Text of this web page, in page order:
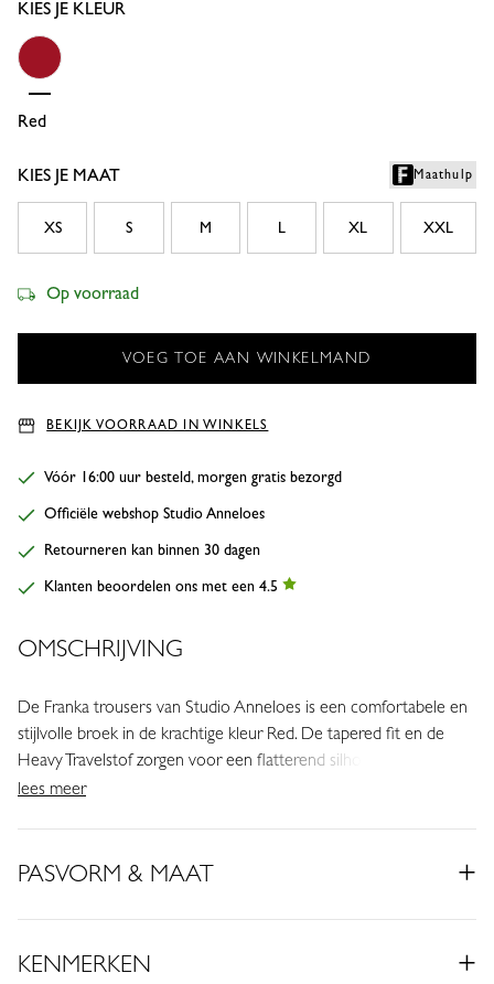
KIES JE KLEUR
Red
KIES JE MAAT Maathulp
XS S M L XL XXL
Op voorraad
BEKIJK VOORRAAD IN WINKELS
Vóór 16:00 uur besteld, morgen gratis bezorgd
Officiële webshop Studio Anneloes
Retourneren kan binnen 30 dagen
Klanten beoordelen ons met een 4.5
OMSCHRIJVING
De Franka trousers van Studio Anneloes is een comfortabele en
stijlvolle broek in de krachtige kleur Red. De tapered fit en de
Heavy Travelstof zorgen voor een flatterend silhouet, terwijl de
brede tailleband en enkel cuffs het item een moderne en
• Kleur: Red
• Brede tailleband
• Enkel cuffs
lees meer
PASVORM & MAAT
KENMERKEN